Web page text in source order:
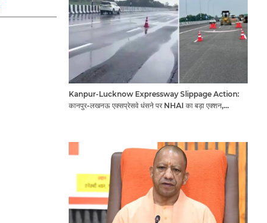
Kanpur-Lucknow Expressway Slippage Action:
कानपुर-लखनऊ एक्सप्रेसवे धंसने पर NHAI का बड़ा एक्शन,